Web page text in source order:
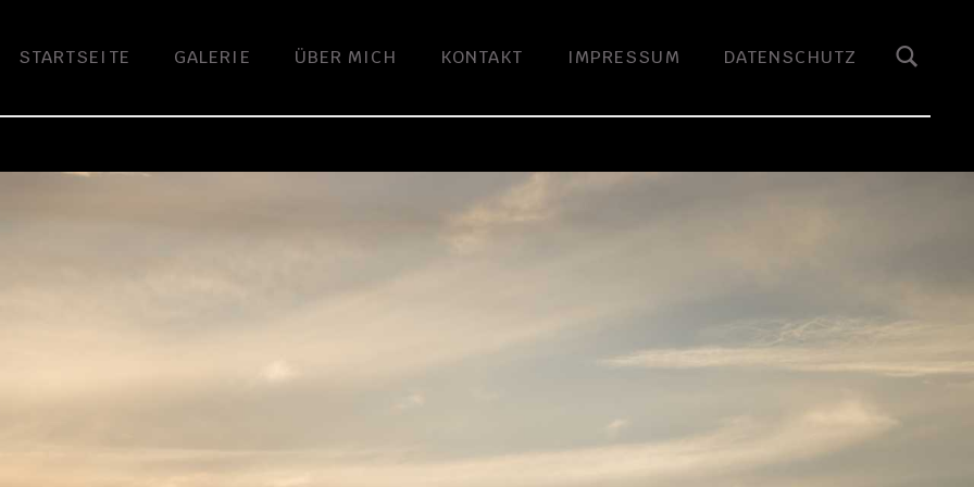
STARTSEITE GALERIE ÜBER MICH KONTAKT IMPRESSUM DATENSCHUTZ